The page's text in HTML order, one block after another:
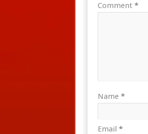
Comment *
Name *
Email *